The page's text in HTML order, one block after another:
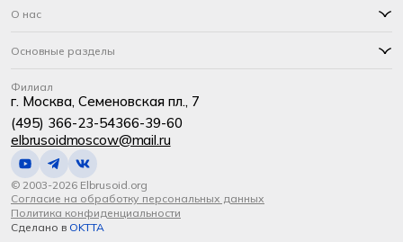
О нас
Основные разделы
Филиал
г. Москва, Семеновская пл., 7
(495) 366-23-54366-39-60
elbrusoidmoscow@mail.ru
© 2003-2026 Elbrusoid.org
Согласие на обработку персональных данных
Политика конфиденциальности
Сделано в OKTTA